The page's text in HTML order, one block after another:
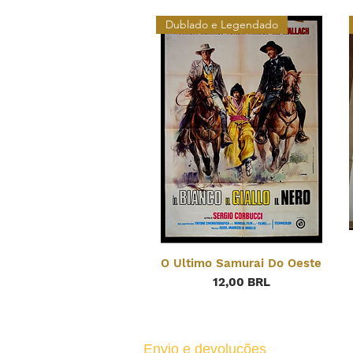
Dublado e Legendado
O Ultimo Samurai Do Oeste
Precio
12,00 BRL
Envio e devoluções